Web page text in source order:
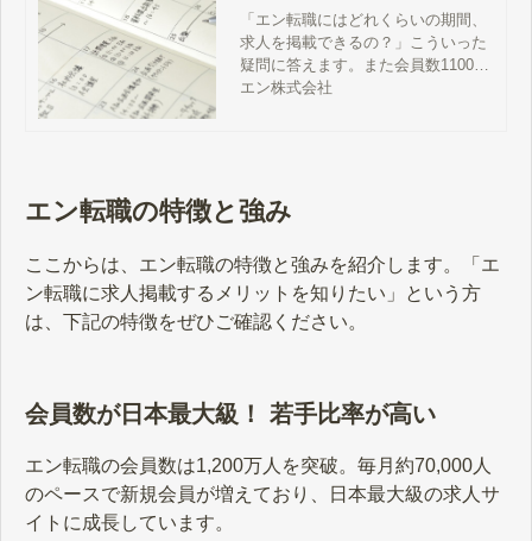
掲載までの流れも徹底解
説
「エン転職にはどれくらいの期間、
求人を掲載できるの？」こういった
疑問に答えます。また会員数1100万
人以上、若手会員7割以上、入社後
エン株式会社
エン転職の特徴と強み
ここからは、エン転職の特徴と強みを紹介します。「エ
ン転職に求人掲載するメリットを知りたい」という方
は、下記の特徴をぜひご確認ください。
会員数が日本最大級！ 若手比率が高い
エン転職の会員数は1,200万人を突破。毎月約70,000人
のペースで新規会員が増えており、日本最大級の求人サ
イトに成長しています。